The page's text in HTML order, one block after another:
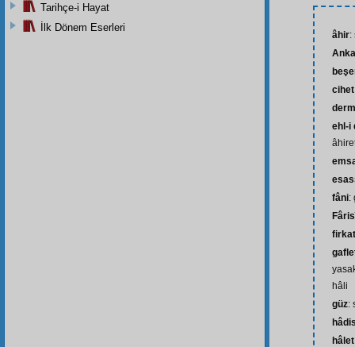
âhir:
cihet
ehl-i
fâni:
firkat
hâli
güz:
hâlet
Tarihçe-i Hayat
İlk Dönem Eserleri